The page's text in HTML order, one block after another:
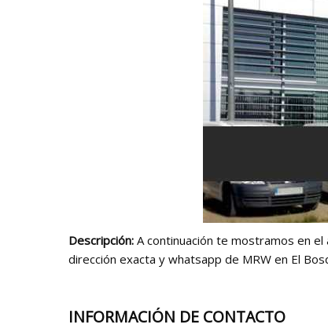
Descripción: A continuación te mostramos en
dirección exacta y whatsapp de MRW en El
INFORMACIÓN DE CONTACTO